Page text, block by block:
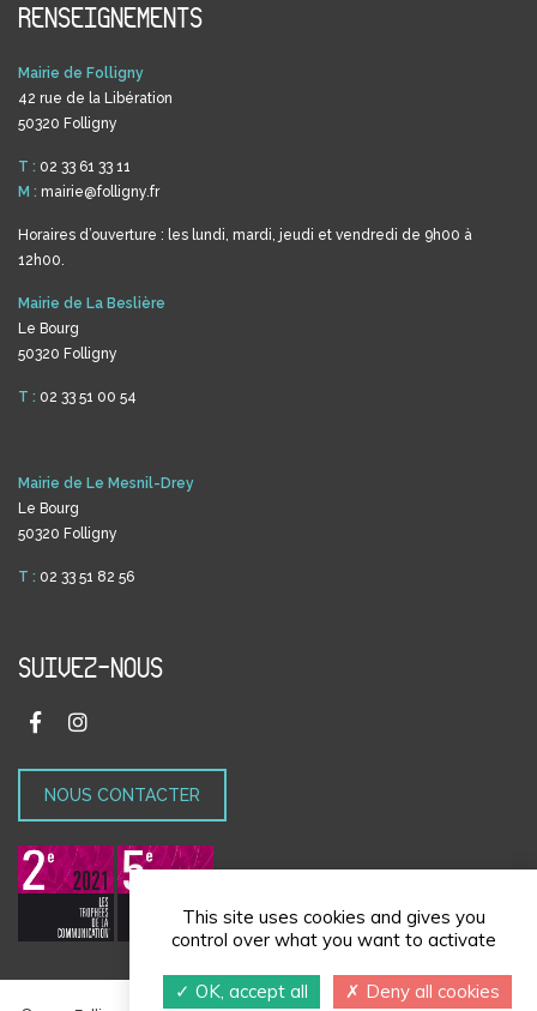
RENSEIGNEMENTS
Mairie de Folligny
42 rue de la Libération
50320 Folligny
T : 02 33 61 33 11
M : mairie@folligny.fr
Horaires d’ouverture : les lundi, mardi, jeudi et vendredi de 9h00 à
12h00.
Mairie de La Beslière
Le Bourg
50320 Folligny
T : 02 33 51 00 54
Mairie de Le Mesnil-Drey
Le Bourg
50320 Folligny
T : 02 33 51 82 56
SUIVEZ-NOUS
NOUS CONTACTER
This site uses cookies and gives you
control over what you want to activate
OK, accept all Deny all cookies